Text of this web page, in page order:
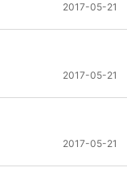
2017-05-21
2017-05-21
2017-05-21